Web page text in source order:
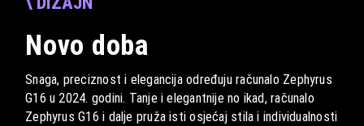
Novo doba
Snaga, preciznost i elegancija određuju računalo Zephyrus
G16 u 2024. godini. Tanje i elegantnije no ikad, računalo
Zephyrus G16 i dalje pruža isti osjećaj stila i individualnosti